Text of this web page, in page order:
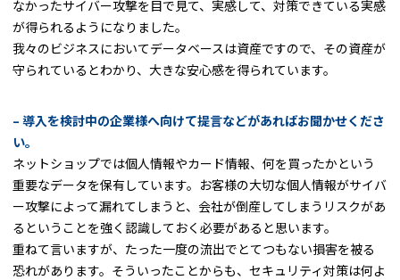
なかったサイバー攻撃を目で見て、実感して、対策できている実感
が得られるようになりました。
我々のビジネスにおいてデータベースは資産ですので、その資産が
守られているとわかり、大きな安心感を得られています。
– 導入を検討中の企業様へ向けて提言などがあればお聞かせくださ
い。
ネットショップでは個人情報やカード情報、何を買ったかという
重要なデータを保有しています。お客様の大切な個人情報がサイバ
ー攻撃によって漏れてしまうと、会社が倒産してしまうリスクがあ
るということを強く認識しておく必要があると思います。
重ねて言いますが、たった一度の流出でとてつもない損害を被る
恐れがあります。そういったことからも、セキュリティ対策は何よ